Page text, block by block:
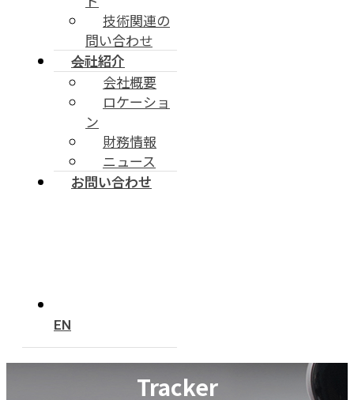
技術関連の
問い合わせ
会社紹介
会社概要
ロケーショ
ン
財務情報
ニュース
お問い合わせ
EN
Tracker